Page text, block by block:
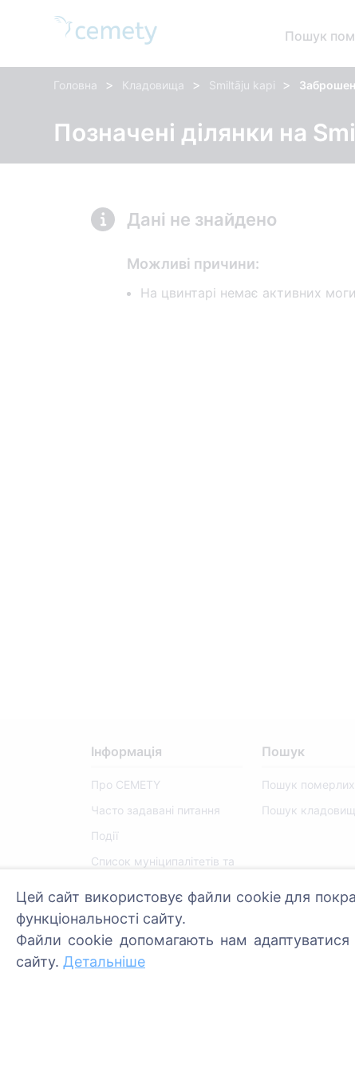
Пошук
Головна > Кладовища > Smiltāju kapi >
Позначені ділянки на
Дані не знайдено
Можливі причини:
На цвинтарі немає активних
Інформація
Про CEMETY
Часто задавані питання
Події
Список муніципалітетів та
Політика конфіденційності
Політика платежів
Налаштування файлів
Пошук
Пошук померлих
Пошук кладовищ
Цей сайт використовує файли cookie для
функціональності сайту.
Файли cookie допомагають нам адаптуватися
сайту. Детальніше